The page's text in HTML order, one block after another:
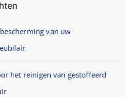
van uw
het reinigen van gestoffeerd